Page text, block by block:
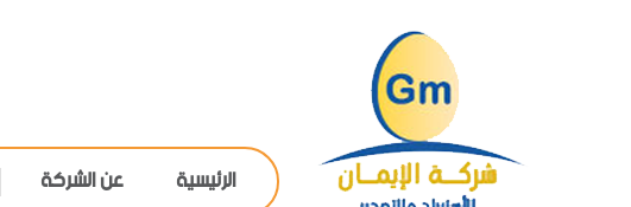
الرئيسية عن الشركة